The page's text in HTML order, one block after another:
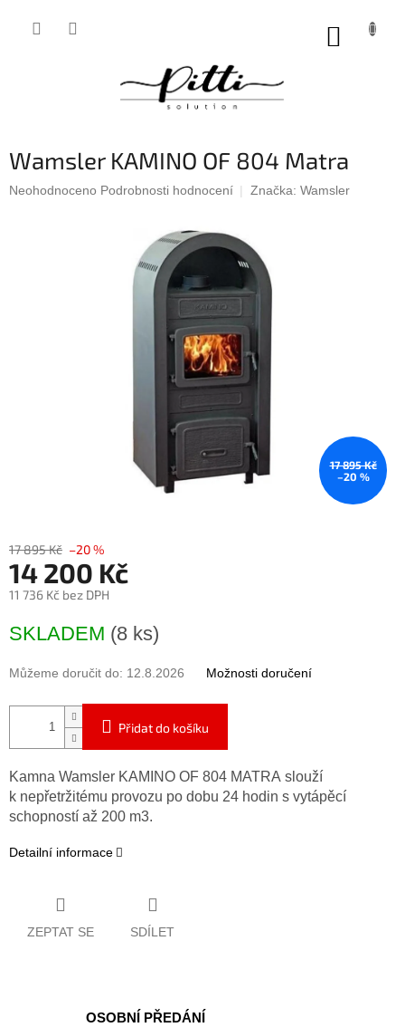
Wamsler KAMINO OF 804 Matra
Průměrné
Neohodnoceno Podrobnosti hodnocení Značka: Wamsler
17 895 Kč
–20 %
17 895 Kč –20 %
14 200 Kč
11 736 Kč bez DPH
cena:
SKLADEM (8 ks)
Můžeme doručit do: 12.8.2026 Možnosti doručení
Přidat do košíku
Kamna Wamsler KAMINO OF 804 MATRA slouží
k nepřetržitému provozu po dobu 24 hodin s vytápěcí
schopností až 200 m3.
Detailní informace
ZEPTAT SE SDÍLET
OSOBNÍ PŘEDÁNÍ